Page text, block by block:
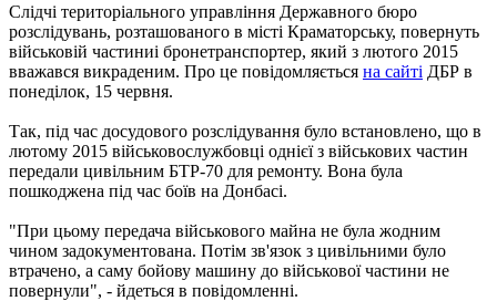
Слідчі територіального управління Державного бюро
розслідувань, розташованого в місті Краматорську, повернуть
військовій частиниі бронетранспортер, який з лютого 2015
вважався викраденим. Про це повідомляється на сайті ДБР в
понеділок, 15 червня.
Так, під час досудового розслідування було встановлено, що в
лютому 2015 військовослужбовці однієї з військових частин
передали цивільним БТР-70 для ремонту. Вона була
пошкоджена під час боїв на Донбасі.
"При цьому передача військового майна не була жодним
чином задокументована. Потім зв'язок з цивільними було
втрачено, а саму бойову машину до військової частини не
повернули", - йдеться в повідомленні.